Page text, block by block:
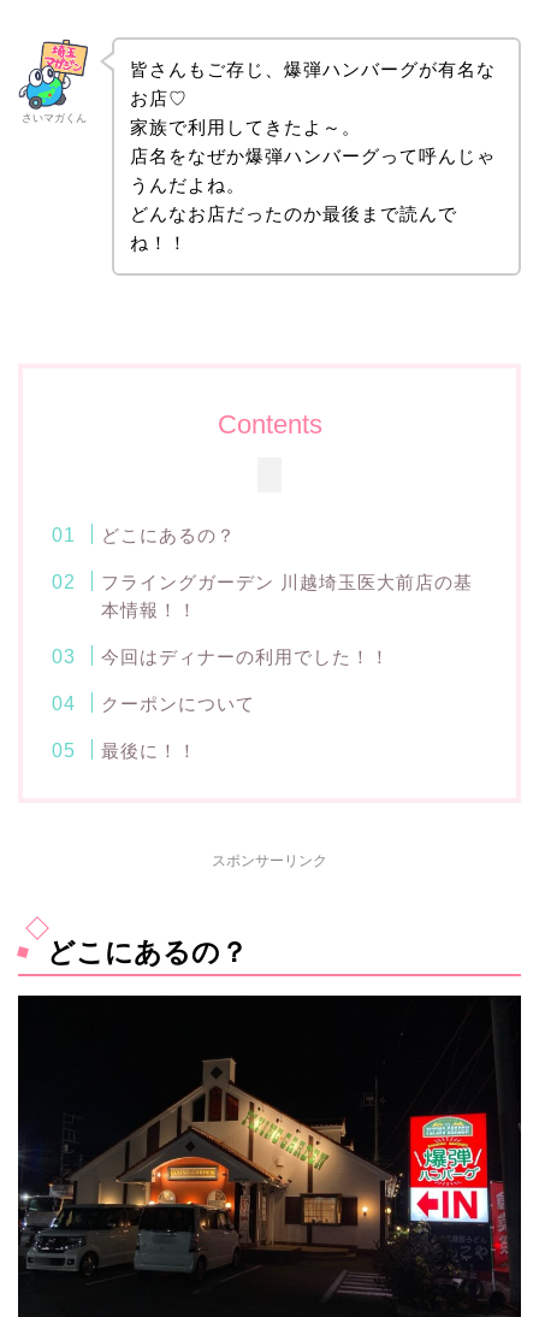
さいマガくん
皆さんもご存じ、爆弾ハンバーグが有名な
お店♡
家族で利用してきたよ～。
店名をなぜか爆弾ハンバーグって呼んじゃ
うんだよね。
どんなお店だったのか最後まで読んで
ね！！
Contents
どこにあるの？
フライングガーデン 川越埼玉医大前店の基
本情報！！
今回はディナーの利用でした！！
クーポンについて
最後に！！
スポンサーリンク
どこにあるの？